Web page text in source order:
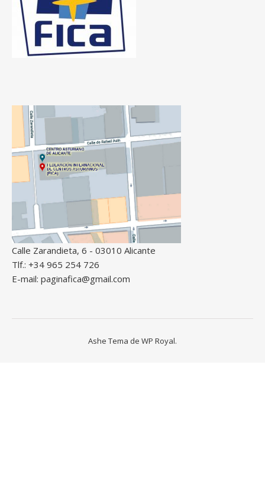
Calle Zarandieta, 6 - 03010 Alicante
Tlf.: +34 965 254 726
E-mail: paginafica@gmail.com
Ashe Tema de WP Royal.